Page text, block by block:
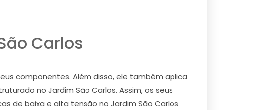
Carlos
componentes. Além disso, ele também aplica
no Jardim São Carlos. Assim, os seus
de baixa e alta tensão no Jardim São Carlos